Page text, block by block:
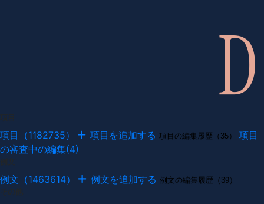
項目（1182735） 項目を追加する 項目の編集履歴（35）
項目
の審査中の編集(4)
例文（1463614） 例文を追加する 例文の編集履歴（39）